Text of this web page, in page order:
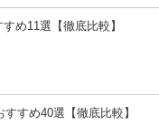
め11選【徹底比較】
すめ40選【徹底比較】